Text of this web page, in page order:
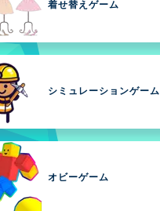
着せ替えゲーム
シミュレーションゲーム
オビーゲーム